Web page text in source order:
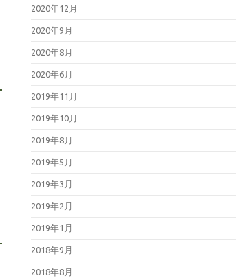
2020年12月
2020年9月
2020年8月
2020年6月
2019年11月
2019年10月
2019年8月
2019年5月
2019年3月
2019年2月
2019年1月
2018年9月
2018年8月